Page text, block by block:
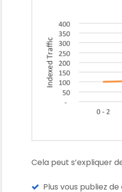
Cela peut s’expliquer
Plus vous publiez